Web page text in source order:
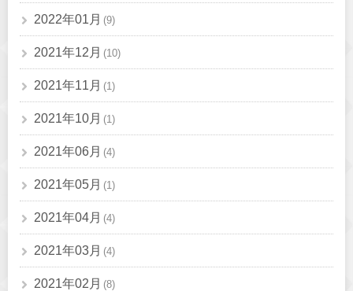
2022年01月 (9)
2021年12月 (10)
2021年11月 (1)
2021年10月 (1)
2021年06月 (4)
2021年05月 (1)
2021年04月 (4)
2021年03月 (4)
2021年02月 (8)